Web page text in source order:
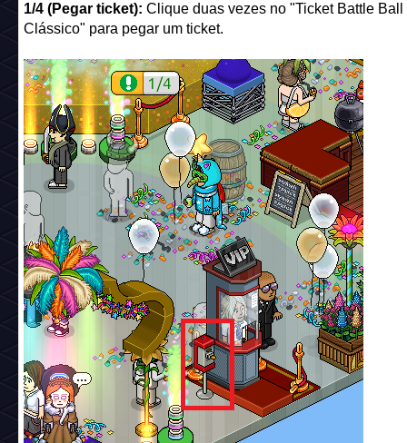
1/4 (Pegar ticket): Clique duas vezes no "Ticket Battle Ball
Clássico" para pegar um ticket.